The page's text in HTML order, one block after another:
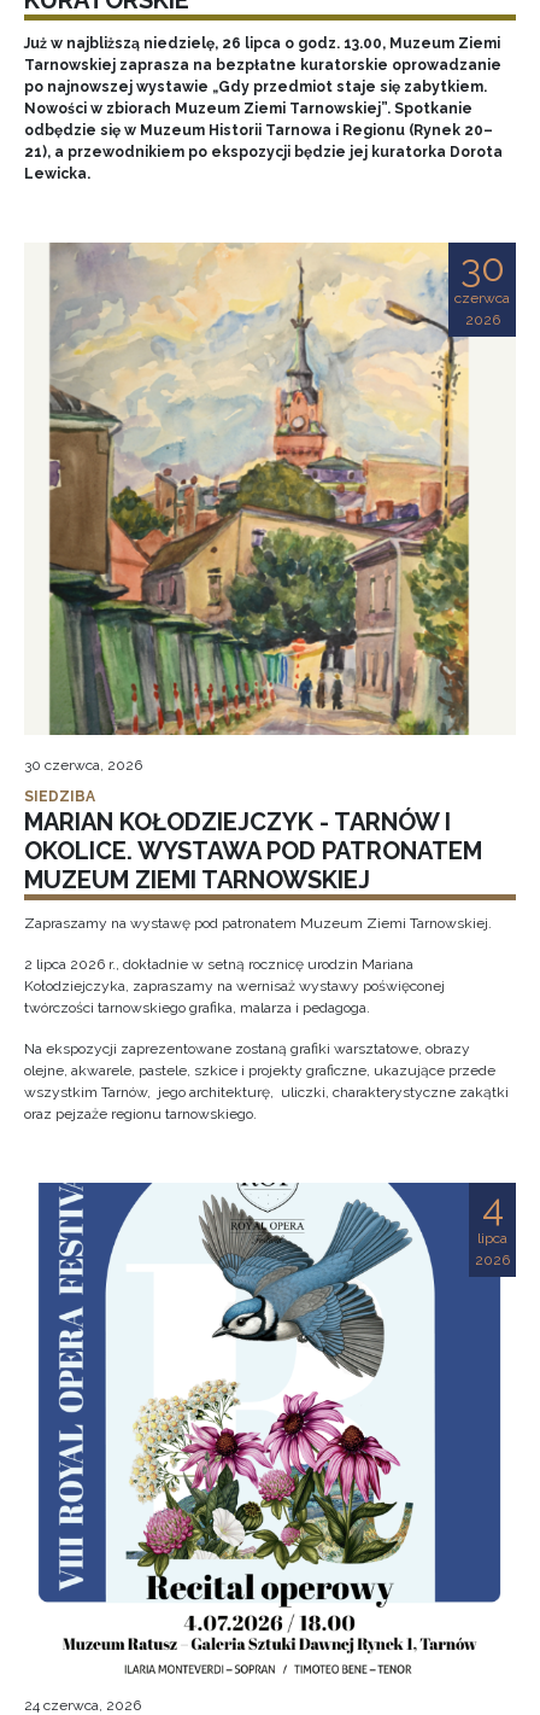
Już w najbliższą niedzielę, 26 lipca o godz. 13.00, Muzeum Ziemi
Tarnowskiej zaprasza na bezpłatne kuratorskie oprowadzanie
po najnowszej wystawie „Gdy przedmiot staje się zabytkiem.
Nowości w zbiorach Muzeum Ziemi Tarnowskiej”. Spotkanie
odbędzie się w Muzeum Historii Tarnowa i Regionu (Rynek 20–
21), a przewodnikiem po ekspozycji będzie jej kuratorka Dorota
Lewicka.
30
czerwca
2026
30 czerwca, 2026
SIEDZIBA
MARIAN KOŁODZIEJCZYK - TARNÓW I
OKOLICE. WYSTAWA POD PATRONATEM
MUZEUM ZIEMI TARNOWSKIEJ
Zapraszamy na wystawę pod patronatem Muzeum Ziemi Tarnowskiej.
2 lipca 2026 r., dokładnie w setną rocznicę urodzin Mariana
Kołodziejczyka, zapraszamy na wernisaż wystawy poświęconej
twórczości tarnowskiego grafika, malarza i pedagoga.
Na ekspozycji zaprezentowane zostaną grafiki warsztatowe, obrazy
olejne, akwarele, pastele, szkice i projekty graficzne, ukazujące przede
wszystkim Tarnów, jego architekturę, uliczki, charakterystyczne zakątki
oraz pejzaże regionu tarnowskiego.
4
lipca
2026
24 czerwca, 2026